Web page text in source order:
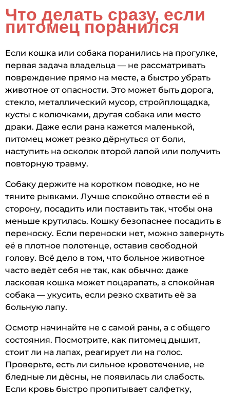
Что делать сразу, если
питомец поранился
Если кошка или собака поранились на прогулке,
первая задача владельца — не рассматривать
повреждение прямо на месте, а быстро убрать
животное от опасности. Это может быть дорога,
стекло, металлический мусор, стройплощадка,
кусты с колючками, другая собака или место
драки. Даже если рана кажется маленькой,
питомец может резко дёрнуться от боли,
наступить на осколок второй лапой или получить
повторную травму.
Собаку держите на коротком поводке, но не
тяните рывками. Лучше спокойно отвести её в
сторону, посадить или поставить так, чтобы она
меньше крутилась. Кошку безопаснее посадить в
переноску. Если переноски нет, можно завернуть
её в плотное полотенце, оставив свободной
голову. Всё дело в том, что больное животное
часто ведёт себя не так, как обычно: даже
ласковая кошка может поцарапать, а спокойная
собака — укусить, если резко схватить её за
больную лапу.
Осмотр начинайте не с самой раны, а с общего
состояния. Посмотрите, как питомец дышит,
стоит ли на лапах, реагирует ли на голос.
Проверьте, есть ли сильное кровотечение, не
бледные ли дёсны, не появилась ли слабость.
Если кровь быстро пропитывает салфетку,